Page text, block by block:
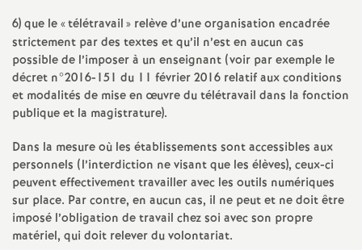
6) que le «télétravail» relève d’une organisation encadrée
strictement par des textes et qu’il n’est en aucun cas
possible de l’imposer à un enseignant (voir par exemple le
décret n°2016-151 du 11 février 2016 relatif aux conditions
et modalités de mise en œuvre du télétravail dans la fonction
publique et la magistrature).
Dans la mesure où les établissements sont accessibles aux
personnels (l’interdiction ne visant que les élèves), ceux-ci
peuvent effectivement travailler avec les outils numériques
sur place. Par contre, en aucun cas, il ne peut et ne doit être
imposé l’obligation de travail chez soi avec son propre
matériel, qui doit relever du volontariat.